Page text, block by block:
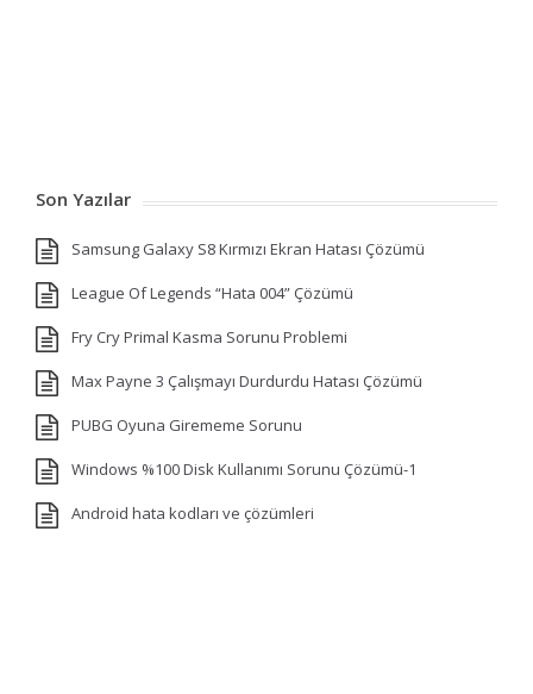
Son Yazılar
Samsung Galaxy S8 Kırmızı Ekran Hatası Çözümü
League Of Legends “Hata 004” Çözümü
Fry Cry Primal Kasma Sorunu Problemi
Max Payne 3 Çalışmayı Durdurdu Hatası Çözümü
PUBG Oyuna Girememe Sorunu
Windows %100 Disk Kullanımı Sorunu Çözümü-1
Android hata kodları ve çözümleri